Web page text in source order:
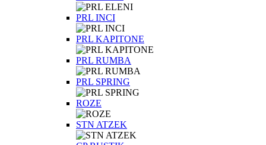
PRL INCI
PRL KAPITONE
PRL RUMBA
PRL SPRING
ROZE
STN ATZEK